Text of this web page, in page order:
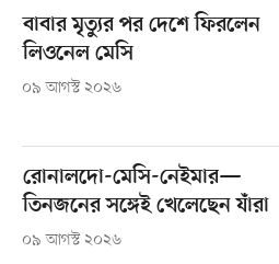
বাবার মৃত্যুর পর দেশে ফিরলেন
লিওনেল মেসি
০৯ আগস্ট ২০২৬
রোনালদো-মেসি-নেইমার—
তিনজনের সঙ্গেই খেলেছেন যাঁরা
০৯ আগস্ট ২০২৬